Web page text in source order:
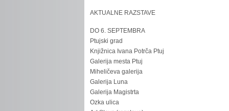
AKTUALNE RAZSTAVE
DO 6. SEPTEMBRA
Ptujski grad
Knjižnica Ivana Potrča Ptuj
Galerija mesta Ptuj
Miheličeva galerija
Galerija Luna
Galerija Magistrta
Ozka ulica